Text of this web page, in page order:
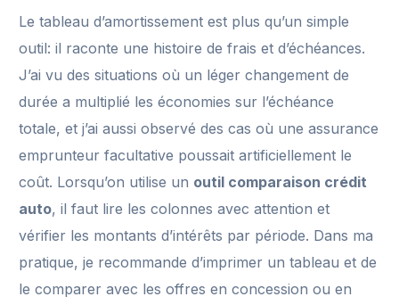
Le tableau d’amortissement est plus qu’un simple
outil: il raconte une histoire de frais et d’échéances.
J’ai vu des situations où un léger changement de
durée a multiplié les économies sur l’échéance
totale, et j’ai aussi observé des cas où une assurance
emprunteur facultative poussait artificiellement le
coût. Lorsqu’on utilise un outil comparaison crédit
auto, il faut lire les colonnes avec attention et
vérifier les montants d’intérêts par période. Dans ma
pratique, je recommande d’imprimer un tableau et de
le comparer avec les offres en concession ou en